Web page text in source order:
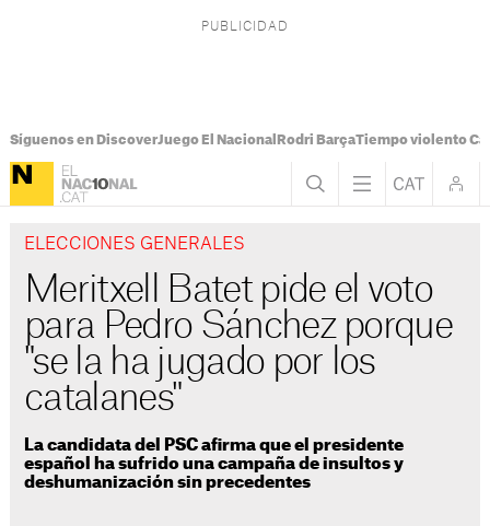
Síguenos en DiscoverJuego El Nacional Rodri BarçaTiempo violento
ELECCIONES GENERALES
Meritxell Batet pide el voto
para Pedro Sánchez porque
"se la ha jugado por los
catalanes"
La candidata del PSC afirma que el presidente
español ha sufrido una campaña de insultos y
deshumanización sin precedentes